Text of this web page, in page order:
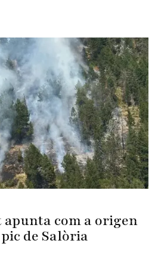
com a origen
de Salòria